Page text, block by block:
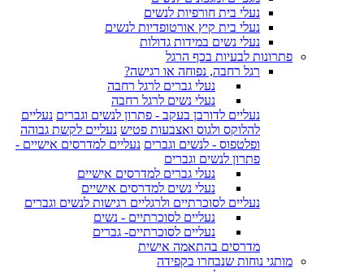
נעלי בית חורפיות לנשים
נעלי בית קיץ אורטופדיות לנשים
נעלי נשים במידות גדולות
פתרונות לבעיות בכף הרגל
רגל רחבה, נפוחה או רגישה?
נעלי גברים לרגל רחבה
נעלי נשים לרגל רחבה
נעליים לדורבן בעקב - פתרון לנשים וגברים נעליים
להלוקס ולגוס ואצבעות פטיש נעליים לקשת גבוהה
ופלטפוס - לנשים וגברים נעליים למדרסים אישיים -
פתרון לנשים וגברים
נעלי גברים למדרסים אישיים
נעלי נשים למדרסים אישיים
נעליים לסוכרתיים ולרגליים רגישות לנשים וגברים
נעליים לסוכרתיים - נשים
נעליים לסוכרתיים- גברים
מדרסים בהתאמה אישית
מותגי נוחות שנבחרו בקפידה